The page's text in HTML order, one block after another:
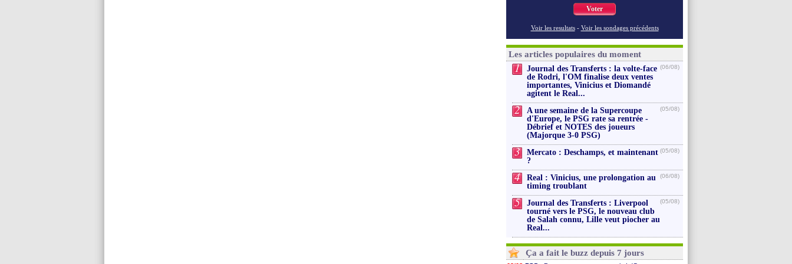
Voter
Voir les resultats - Voir les sondages précédents
Les articles populaires du moment
1
Journal des Transferts : la volte-face
de Rodri, l'OM finalise deux ventes
importantes, Vinicius et Diomandé
agitent le Real...
(06/08)
2
A une semaine de la Supercoupe
d'Europe, le PSG rate sa rentrée -
Débrief et NOTES des joueurs
(Majorque 3-0 PSG)
(05/08)
3
Mercato : Deschamps, et maintenant
?
(05/08)
4
Real : Vinicius, une prolongation au
timing troublant
(06/08)
5
Journal des Transferts : Liverpool
tourné vers le PSG, le nouveau club
de Salah connu, Lille veut piocher au
Real...
(05/08)
Ça a fait le buzz depuis 7 jours